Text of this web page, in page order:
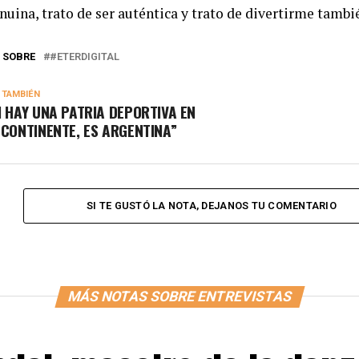
trato de ser auténtica y trato de divertirme
#ETERDIGITAL
TAMBIÉN
UNA PATRIA DEPORTIVA EN
ES ARGENTINA”
SI TE GUSTÓ LA NOTA, DEJANOS TU COMENTARIO
MÁS NOTAS SOBRE ENTREVISTAS